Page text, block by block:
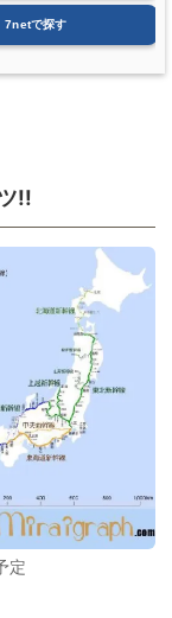
7netで探す
!!︎
定